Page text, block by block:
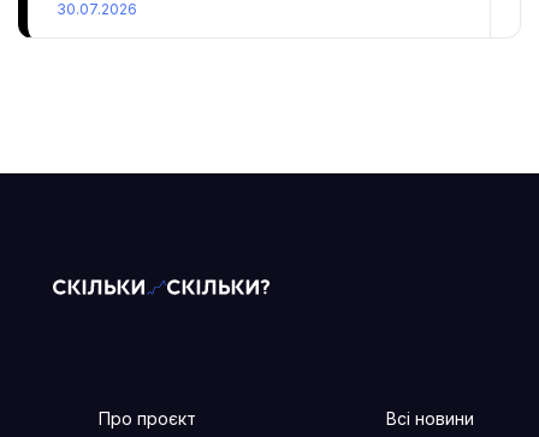
30.07.2026
Про проєкт
Всі новини